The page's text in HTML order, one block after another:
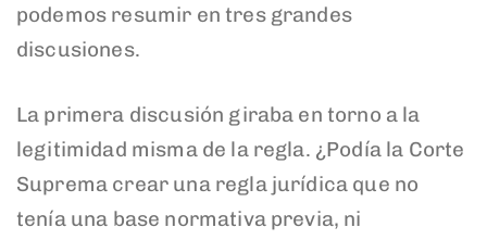
podemos resumir en tres grandes
discusiones.
La primera discusión giraba en torno a la
legitimidad misma de la regla. ¿Podía la Corte
Suprema crear una regla jurídica que no
tenía una base normativa previa, ni